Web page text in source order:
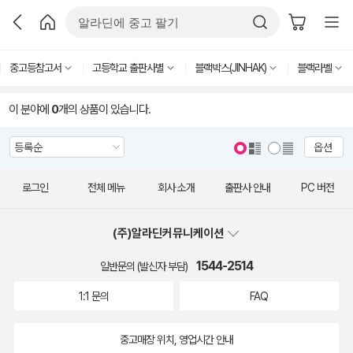
중고등참고서 고등학교 출판사별 블랙박스(JINHAK) 블랙라벨
이 분야에 0개의 상품이 있습니다.
옵션
로그인 전체 메뉴 회사 소개 출판사 안내 PC 버전
(주)알라딘커뮤니케이션
일반문의 (발신자 부담) 1544-2514
1:1 문의 FAQ
중고매장 위치, 영업시간 안내